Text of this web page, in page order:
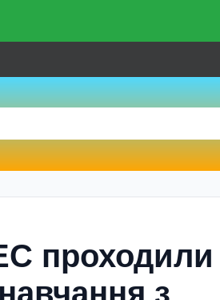
проходили
з